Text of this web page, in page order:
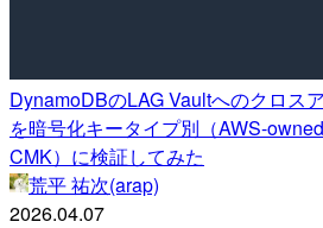
DynamoDBのLAG Vaultへのクロス
を暗号化キータイプ別（AWS-
CMK）に検証してみた
荒平 祐次(arap)
2026.04.07